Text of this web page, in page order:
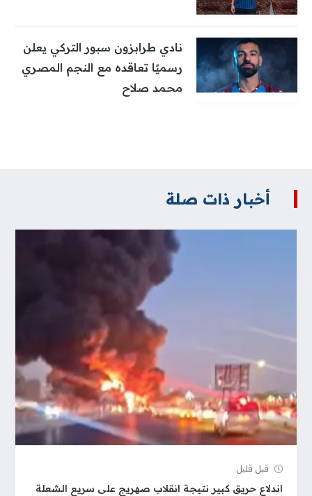
نادي طرابزون سبور التركي يعلن
رسميًا تعاقده مع النجم المصري
محمد صلاح
أخبار ذات صلة
قبل قلیل
اندلاع حريق كبير نتيجة انقلاب صهريج على سريع الشعلة